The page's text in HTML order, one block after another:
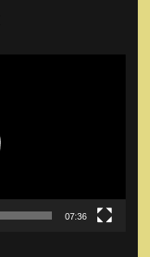
07:36